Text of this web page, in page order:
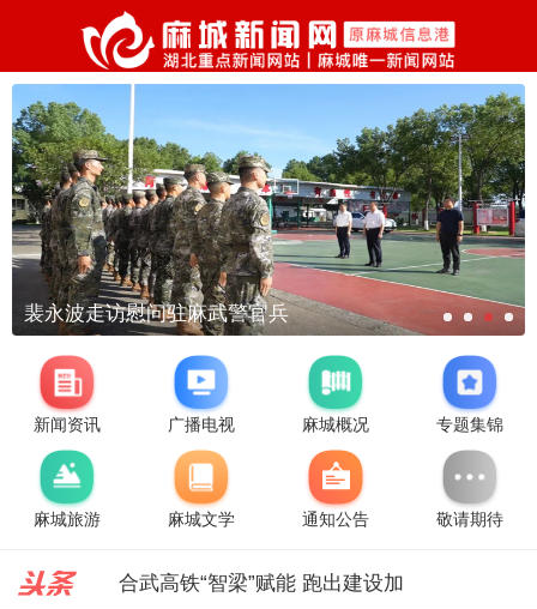
裴永波走访慰问驻麻武警官兵
新闻资讯 广播电视 麻城概况 专题集锦
麻城旅游 麻城文学 通知公告 敬请期待
合武高铁“智梁”赋能 跑出建设加